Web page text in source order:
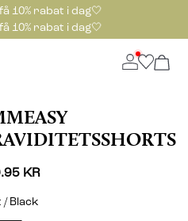
10% rabat i dag🤍
10% rabat i dag🤍
KR
/ Black